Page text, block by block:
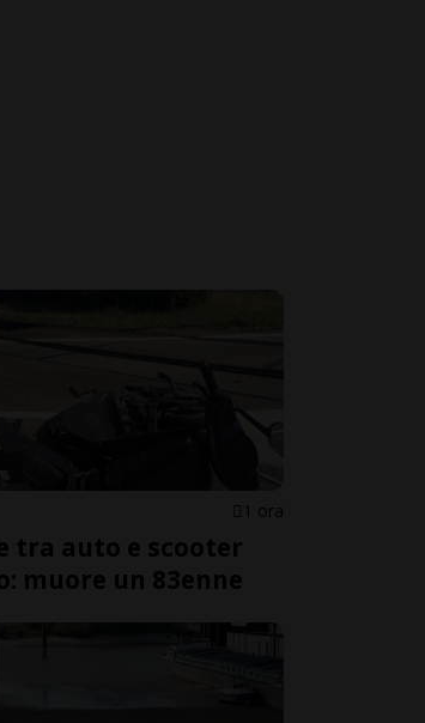
1 ora
tra auto e scooter
muore un 83enne